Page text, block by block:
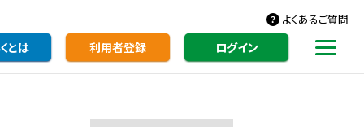
よくあるご質問
とは 利用者登録 ログイン